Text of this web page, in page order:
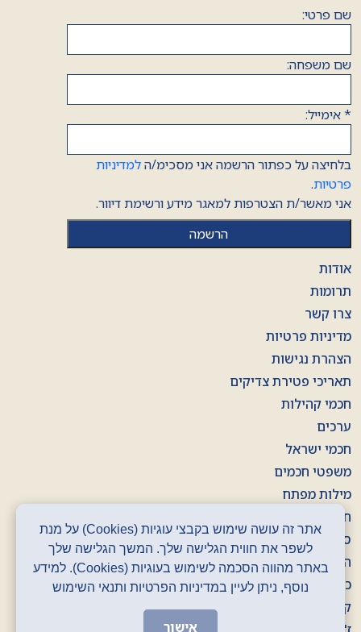
שם פרטי:
שם משפחה:
*אימייל:
בלחיצה על כפתור הרשמה אני מסכימ/הלמדיניות
פרטיות.
אני מאשר/ת הצטרפות למאגר מידע ורשימת דיוור.
אודות
תרומות
צרו קשר
מדיניות פרטיות
הצהרת נגישות
תאריכי פטירת צדיקים
חכמי קהילות
ערכים
חכמי ישראל
משפטי חכמים
מילות מפתח
חוברות
סרטונים
הסכתים
כרזות
קלפים
אתר זה עושה שימוש בקבצי עוגיות (Cookies) על מנת
לשפר את חווית הגלישה שלך. המשך הגלישה שלך
באתר מהווה הסכמה לשימוש בעוגיות (Cookies). למידע
נוסף, ניתן לעיין במדיניות הפרטיות ותנאי השימוש
אישור